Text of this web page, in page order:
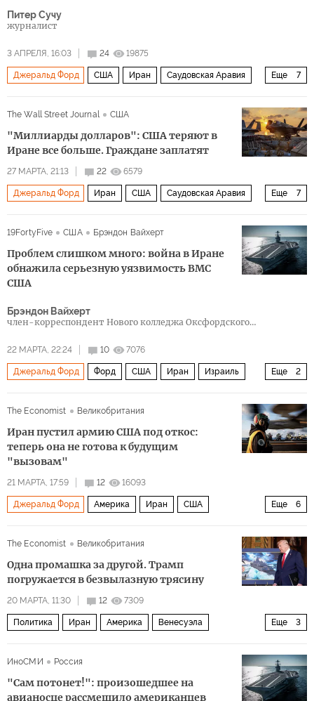
Питер Сучу
журналист
3 АПРЕЛЯ, 16:03 24 19875
Еще 7
Джеральд Форд США Иран Саудовская Аравия
Военная операция США и Израиля против Ирана
The Wall Street Journal США
"Миллиарды долларов": США теряют в
Иране все больше. Граждане заплатят
27 МАРТА, 21:13 22 6579
Еще 7
Джеральд Форд Иран США Саудовская Аравия
Boeing
F-15E Strike Eagle F-15 Политика
Военная операция США и Израиля против Ирана
19FortyFive США Брэндон Вайхерт
Проблем слишком много: война в Иране
обнажила серьезную уязвимость ВМС
США
Брэндон Вайхерт
член-корреспондент Нового колледжа Оксфордского
исследовательского и аналитического института
22 МАРТА, 22:24 10 7076
Еще 2
Джеральд Форд Форд США Иран Израиль
The Economist
Великобритания
Иран пустил армию США под откос:
теперь она не готова к будущим
"вызовам"
21 МАРТА, 17:59 12 16093
Еще 6
Джеральд Форд Америка Иран США
The Economist Великобритания
Одна промашка за другой. Трамп
погружается в безвылазную трясину
20 МАРТА, 11:30 12 7309
Еще 3
Политика Иран Америка Венесуэла
ИноСМИ Россия
"Сам потонет!": произошедшее на
авианосце рассмешило американцев